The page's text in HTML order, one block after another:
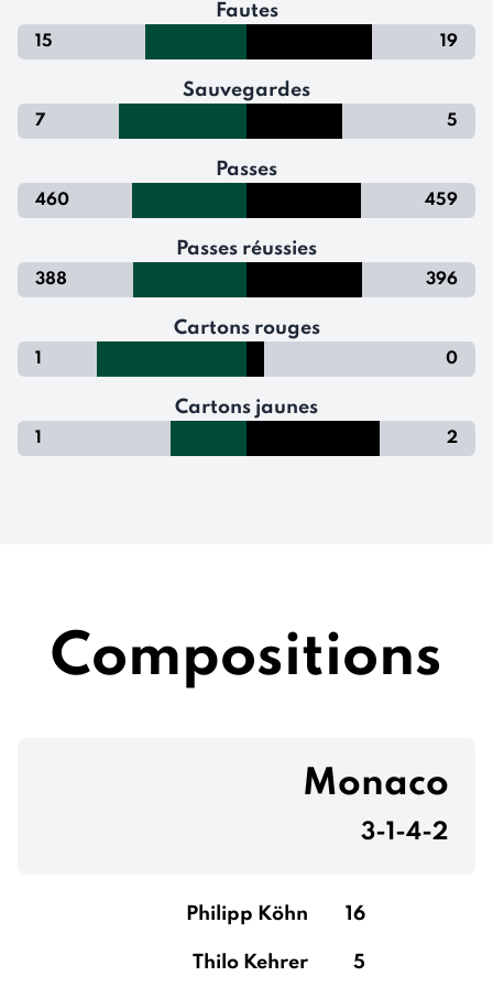
Fautes
15 19
Sauvegardes
7 5
Passes
460 459
Passes réussies
388 396
Cartons rouges
1 0
Cartons jaunes
1 2
Compositions
Monaco
3-1-4-2
Philipp Köhn 16
Thilo Kehrer 5